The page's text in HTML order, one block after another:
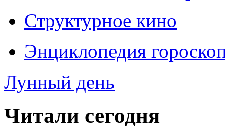
Структурное кино
Энциклопедия
Лунный день
Читали сегодня